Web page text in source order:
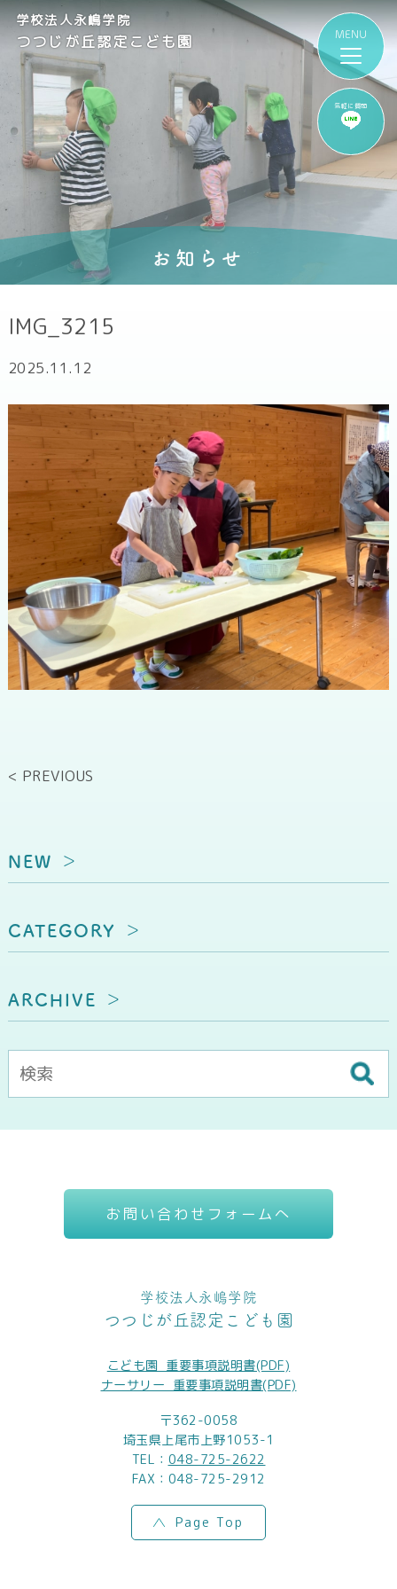
気軽に質問
学校法人永嶋学院
つつじが丘認定こども園
お知らせ
IMG_3215
2025.11.12
< PREVIOUS
NEW
CATEGORY
ARCHIVE
お問い合わせフォームへ
学校法人永嶋学院
つつじが丘認定こども園
こども園_重要事項説明書(PDF)
ナーサリー_重要事項説明書(PDF)
〒362-0058
埼玉県上尾市上野1053-1
TEL： 048-725-2622
FAX：048-725-2912
Page Top